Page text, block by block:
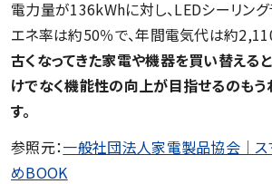
電力量が136kWhに対し、LEDシーリング
エネ率は約50％で、年間電気代は約
古くなってきた家電や機器を買い替える
けでなく機能性の向上が目指せるのもう
す。
参照元：一般社団法人家電製品協会｜ス
めBOOK